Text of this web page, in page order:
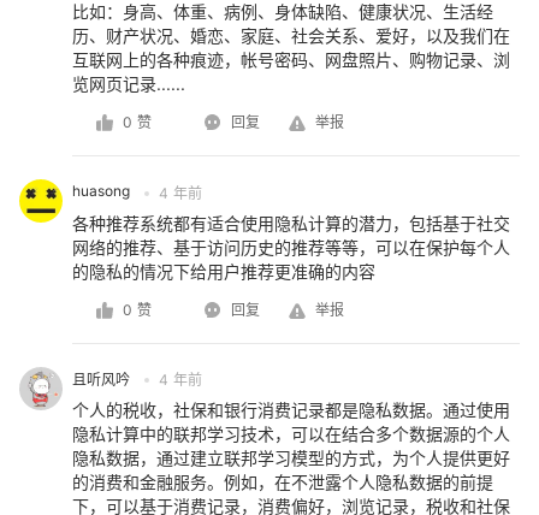
比如：身高、体重、病例、身体缺陷、健康状况、生活经
历、财产状况、婚恋、家庭、社会关系、爱好，以及我们在
互联网上的各种痕迹，帐号密码、网盘照片、购物记录、浏
览网页记录......
0 赞 回复 举报
huasong 4 年前
各种推荐系统都有适合使用隐私计算的潜力，包括基于社交
网络的推荐、基于访问历史的推荐等等，可以在保护每个人
的隐私的情况下给用户推荐更准确的内容
0 赞 回复 举报
且听风吟 4 年前
个人的税收，社保和银行消费记录都是隐私数据。通过使用
隐私计算中的联邦学习技术，可以在结合多个数据源的个人
隐私数据，通过建立联邦学习模型的方式，为个人提供更好
的消费和金融服务。例如，在不泄露个人隐私数据的前提
下，可以基于消费记录，消费偏好，浏览记录，税收和社保